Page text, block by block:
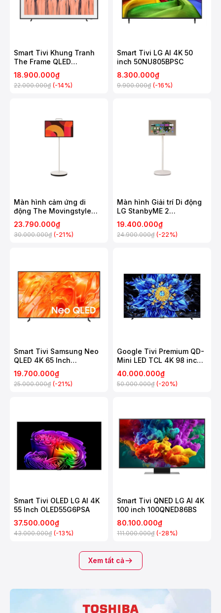
Smart Tivi Khung Tranh
The Frame QLED
Samsung 4K 55 Inch
QA55LS03H
18.900.000₫
22.000.000₫ (-14%)
Smart Tivi LG AI 4K 50
inch 50NU805BPSC
8.300.000₫
9.900.000₫ (-16%)
Màn hình cảm ứng di
động The Movingstyle
Samsung 27 Inch
UA27LSM7FAXXXV
23.790.000₫
30.000.000₫ (-21%)
Màn hình Giải trí Di động
LG StanbyME 2
27LX6TDGA
19.400.000₫
24.900.000₫ (-22%)
Smart Tivi Samsung Neo
QLED 4K 65 Inch
QA65QN70H
19.700.000₫
25.000.000₫ (-21%)
Google Tivi Premium QD-
Mini LED TCL 4K 98 inch
98P8LS
40.000.000₫
50.000.000₫ (-20%)
Smart Tivi OLED LG AI 4K
55 Inch OLED55G6PSA
37.500.000₫
43.000.000₫ (-13%)
Smart Tivi QNED LG AI 4K
100 inch 100QNED86BS
80.100.000₫
111.000.000₫ (-28%)
Xem tất cả